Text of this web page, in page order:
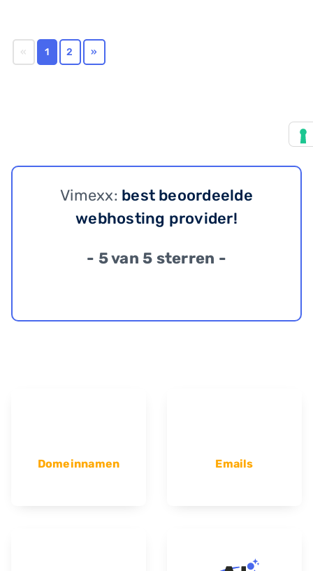
« 1 2 »
Vimexx: best beoordeelde
webhosting provider!
- 5 van 5 sterren -
Domeinnamen Emails